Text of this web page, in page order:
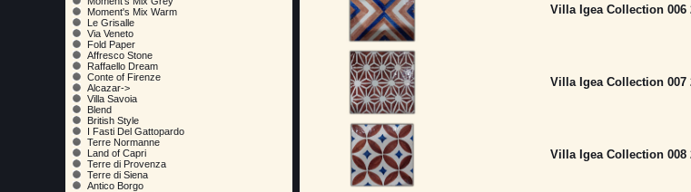
Moment's Mix Warm
Le Grisalle
Via Veneto
Fold Paper
Affresco Stone
Raffaello Dream
Conte of Firenze
Alcazar->
Villa Savoia
Blend
British Style
I Fasti Del Gattopardo
Terre Normanne
Land of Capri
Terre di Provenza
Terre di Siena
Antico Borgo
Villa Igea Collection 006
Villa Igea Collection 007
Villa Igea Collection 008